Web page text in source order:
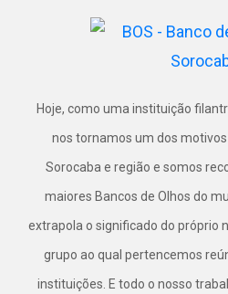
Hoje, como uma instituição
nos tornamos um dos
Sorocaba e região e somos
maiores Bancos de Olhos do
extrapola o significado do próprio
grupo ao qual pertencemos
instituições. E todo o nosso